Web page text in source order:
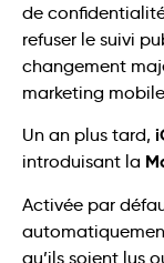
de
refuser le suivi
changement
marketing
Un an plus tard,
introduisant la
Activée par
qu’ils soient lus